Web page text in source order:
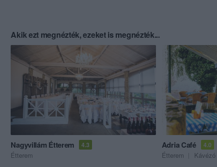
Akik ezt megnézték, ezeket is megnézték...
Nagyvillám Étterem 4.3
Étterem
Adria Café 4.0
Étterem Kávézó